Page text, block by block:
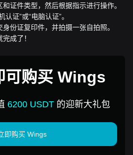
证件类型，然后根据指示进行操作。
证”或“电脑认证”。
份证复印件，并拍摄一张自拍照。
成了！
可购买 Wings
6200 USDT 的迎新大礼包
即购买 Wings